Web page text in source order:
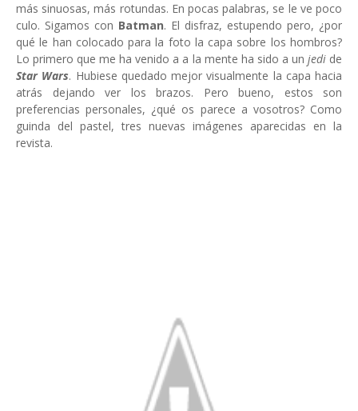
más sinuosas, más rotundas. En pocas palabras, se le ve poco
culo. Sigamos con Batman. El disfraz, estupendo pero, ¿por
qué le han colocado para la foto la capa sobre los hombros?
Lo primero que me ha venido a a la mente ha sido a un jedi de
Star Wars. Hubiese quedado mejor visualmente la capa hacia
atrás dejando ver los brazos. Pero bueno, estos son
preferencias personales, ¿qué os parece a vosotros? Como
guinda del pastel, tres nuevas imágenes aparecidas en la
revista.